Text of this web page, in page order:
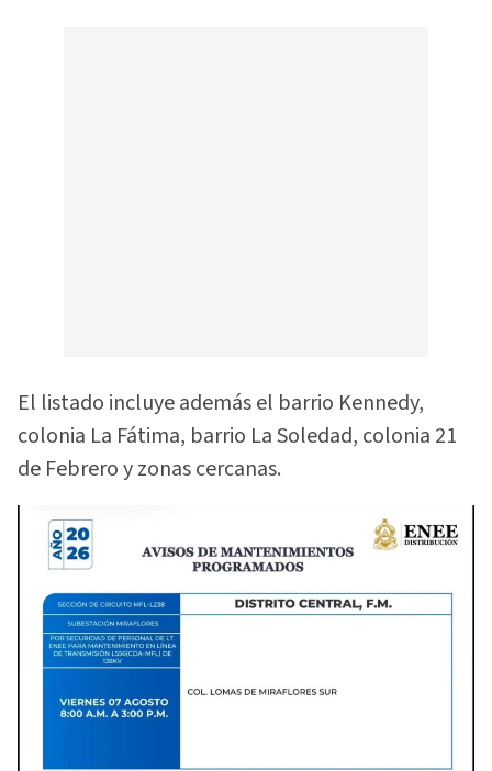
El listado incluye además el barrio Kennedy,
colonia La Fátima, barrio La Soledad, colonia 21
de Febrero y zonas cercanas.